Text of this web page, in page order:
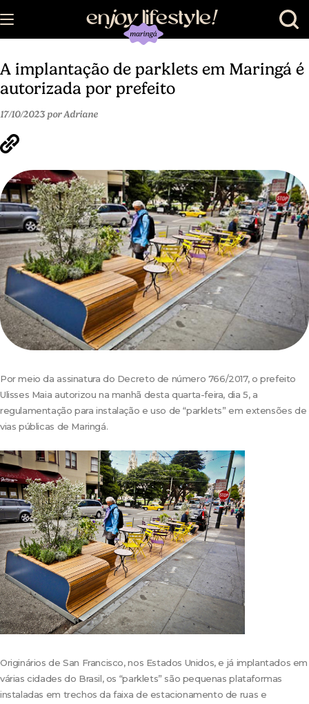
enjoy lifestyle!
A implantação de parklets em Maringá é
autorizada por prefeito
17/10/2023 por Adriane
Por meio da assinatura do Decreto de número 766/2017, o prefeito
Ulisses Maia autorizou na manhã desta quarta-feira, dia 5, a
regulamentação para instalação e uso de “parklets” em extensões de
vias públicas de Maringá.
Originários de San Francisco, nos Estados Unidos, e já implantados em
várias cidades do Brasil, os “parklets” são pequenas plataformas
instaladas em trechos da faixa de estacionamento de ruas e